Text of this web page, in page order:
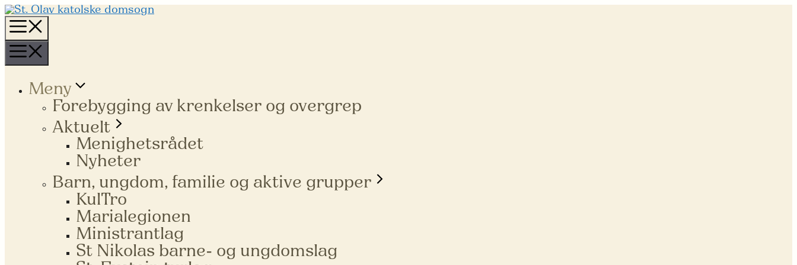
Hopp
til
innhold
Meny
Forebygging av krenkelser og overgrep
Aktuelt
Menighetsrådet
Nyheter
Barn, ungdom, familie og aktive grupper
KulTro
Marialegionen
Ministrantlag
St Nikolas barne- og ungdomslag